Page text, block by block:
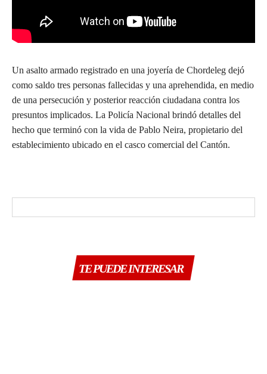
Un asalto armado registrado en una joyería de Chordeleg dejó
como saldo tres personas fallecidas y una aprehendida, en medio
de una persecución y posterior reacción ciudadana contra los
presuntos implicados. La Policía Nacional brindó detalles del
hecho que terminó con la vida de Pablo Neira, propietario del
establecimiento ubicado en el casco comercial del Cantón.
TE PUEDE INTERESAR